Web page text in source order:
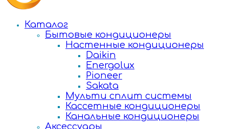
Каталог
Бытовые кондиционеры
Настенные кондиционеры
Daikin
Energolux
Pioneer
Sakata
Мульти сплит системы
Кассетные кондиционеры
Канальные кондиционеры
Аксессуары